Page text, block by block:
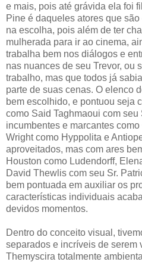
e mais, pois até grávida ela foi
Pine é daqueles atores que
na escolha, pois além de ter
mulherada para ir ao cinema,
trabalha bem nos diálogos e
nas nuances de seu Trevor, ou
trabalho, mas que todos já
parte de suas cenas. O elenco
bem escolhido, e pontuou seja
como Said Taghmaoui com seu
incumbentes e marcantes
Wright como Hyppolita e
aproveitados, mas com ares
Houston como Ludendorff,
David Thewlis com seu Sr.
bem pontuada em auxiliar os
características individuais
devidos momentos.
Dentro do conceito visual,
separados e incríveis de serem
Themyscira totalmente